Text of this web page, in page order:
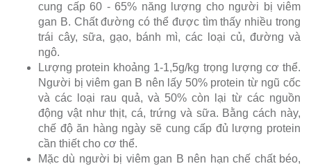
cung cấp 60 - 65% năng lượng cho người bị viêm
gan B. Chất đường có thể được tìm thấy nhiều trong
trái cây, sữa, gạo, bánh mì, các loại củ, đường và
ngô.
Lượng protein khoảng 1-1,5g/kg trọng lượng cơ thể.
Người bị viêm gan B nên lấy 50% protein từ ngũ cốc
và các loại rau quả, và 50% còn lại từ các nguồn
động vật như thịt, cá, trứng và sữa. Bằng cách này,
chế độ ăn hàng ngày sẽ cung cấp đủ lượng protein
cần thiết cho cơ thể.
Mặc dù người bị viêm gan B nên hạn chế chất béo,